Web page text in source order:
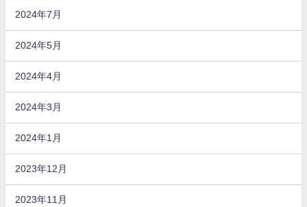
2024年7月
2024年5月
2024年4月
2024年3月
2024年1月
2023年12月
2023年11月